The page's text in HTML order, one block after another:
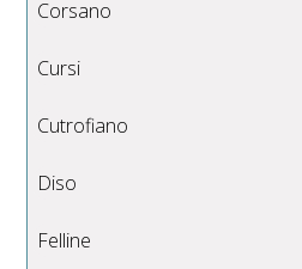
Corsano
Cursi
Cutrofiano
Diso
Felline